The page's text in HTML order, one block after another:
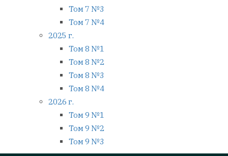
Том 7 №3
Том 7 №4
2025 г.
Том 8 №1
Том 8 №2
Том 8 №3
Том 8 №4
2026 г.
Том 9 №1
Том 9 №2
Том 9 №3